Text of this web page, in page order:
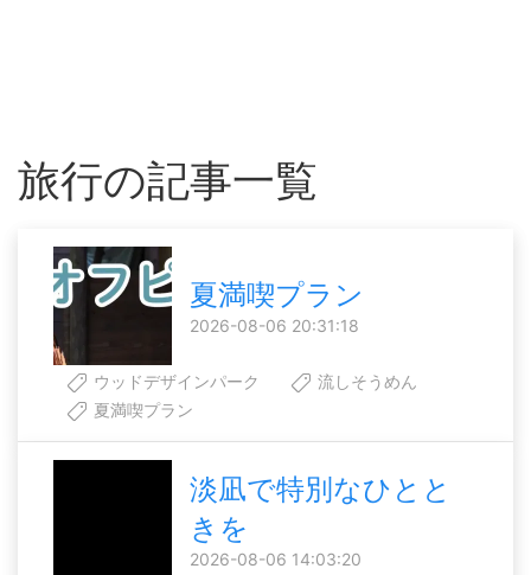
旅行の記事一覧
夏満喫プラン
2026-08-06 20:31:18
ウッドデザインパーク
流しそうめん
夏満喫プラン
淡凪で特別なひとと
きを
2026-08-06 14:03:20